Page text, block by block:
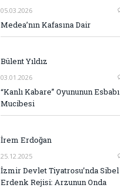
05.03.2026
Medea’nın Kafasına Dair
Bülent Yıldız
03.01.2026
“Kanlı Kabare” Oyununun Esbabı
Mucibesi
İrem Erdoğan
25.12.2025
İzmir Devlet Tiyatrosu’nda Sibel
Erdenk Rejisi: Arzunun Onda